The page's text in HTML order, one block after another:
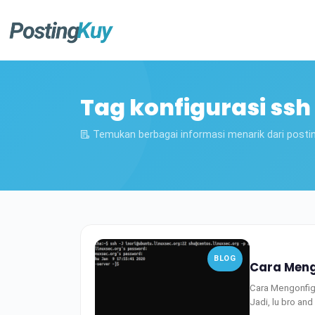
Tag konfigurasi
Temukan berbagai informasi menarik dari
BLOG
Cara
Cara
Jadi, lu bro